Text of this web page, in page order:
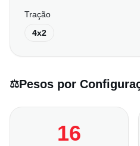
Tração
4x2
⚖️Pesos por
16